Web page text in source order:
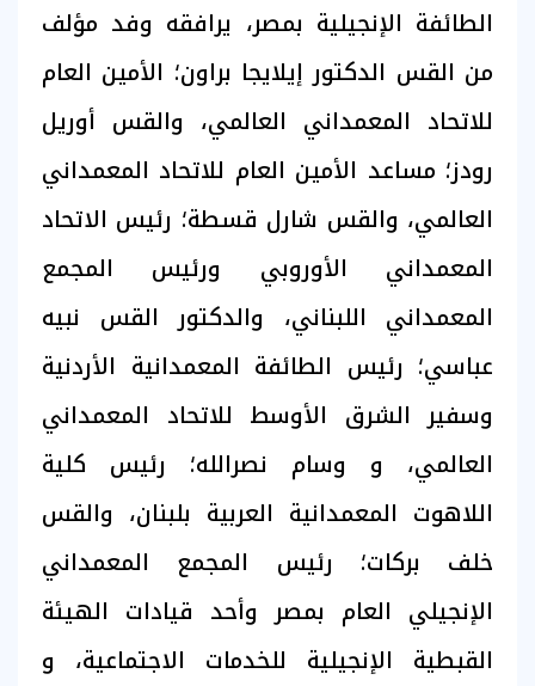
الطائفة الإنجيلية بمصر، يرافقه وفد مؤلف
من القس الدكتور إيلايجا براون؛ الأمين العام
للاتحاد المعمداني العالمي، والقس أوريل
رودز؛ مساعد الأمين العام للاتحاد المعمداني
العالمي، والقس شارل قسطة؛ رئيس الاتحاد
المعمداني الأوروبي ورئيس المجمع
المعمداني اللبناني، والدكتور القس نبيه
عباسي؛ رئيس الطائفة المعمدانية الأردنية
وسفير الشرق الأوسط للاتحاد المعمداني
العالمي، و وسام نصرالله؛ رئيس كلية
اللاهوت المعمدانية العربية بلبنان، والقس
خلف بركات؛ رئيس المجمع المعمداني
الإنجيلي العام بمصر وأحد قيادات الهيئة
القبطية الإنجيلية للخدمات الاجتماعية، و